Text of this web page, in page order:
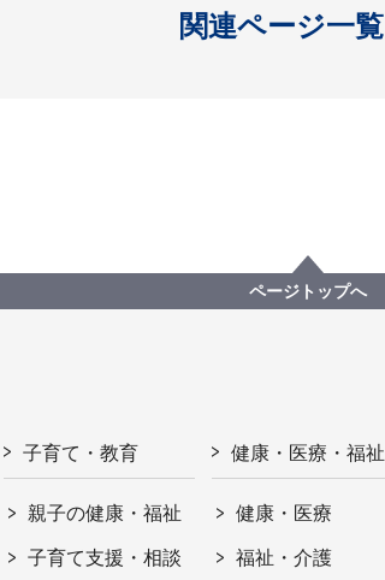
関連ページ一覧
開く
ページトップへ
子育て・教育
親子の健康・福祉
子育て支援・相談
健康・医療・福祉
健康・医療
福祉・介護